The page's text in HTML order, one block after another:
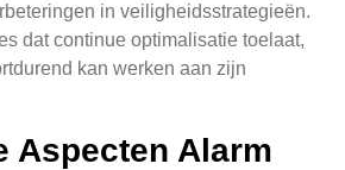
in veiligheidsstrategieën.
dat continue optimalisatie toelaat,
kan werken aan zijn
Aspecten Alarm